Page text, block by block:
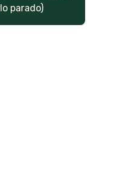
parado)